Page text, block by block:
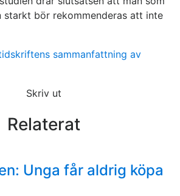
starkt bör rekommenderas att inte
sammanfattning av
Skriv ut
Relaterat
Unga får aldrig köpa